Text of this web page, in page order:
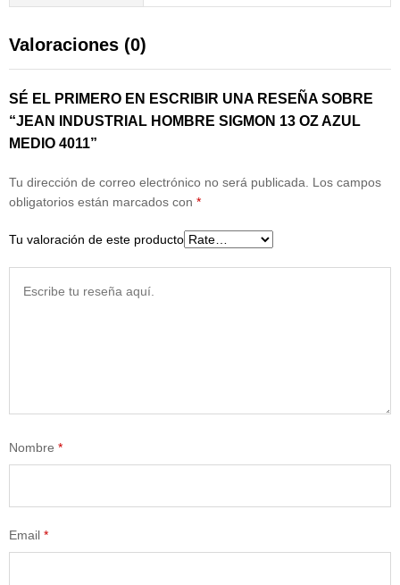
Valoraciones (0)
SÉ EL PRIMERO EN ESCRIBIR UNA RESEÑA SOBRE
“JEAN INDUSTRIAL HOMBRE SIGMON 13 OZ AZUL
MEDIO 4011”
Tu dirección de correo electrónico no será publicada.
Los campos
obligatorios están marcados con *
Tu valoración de este producto
Nombre *
Email *